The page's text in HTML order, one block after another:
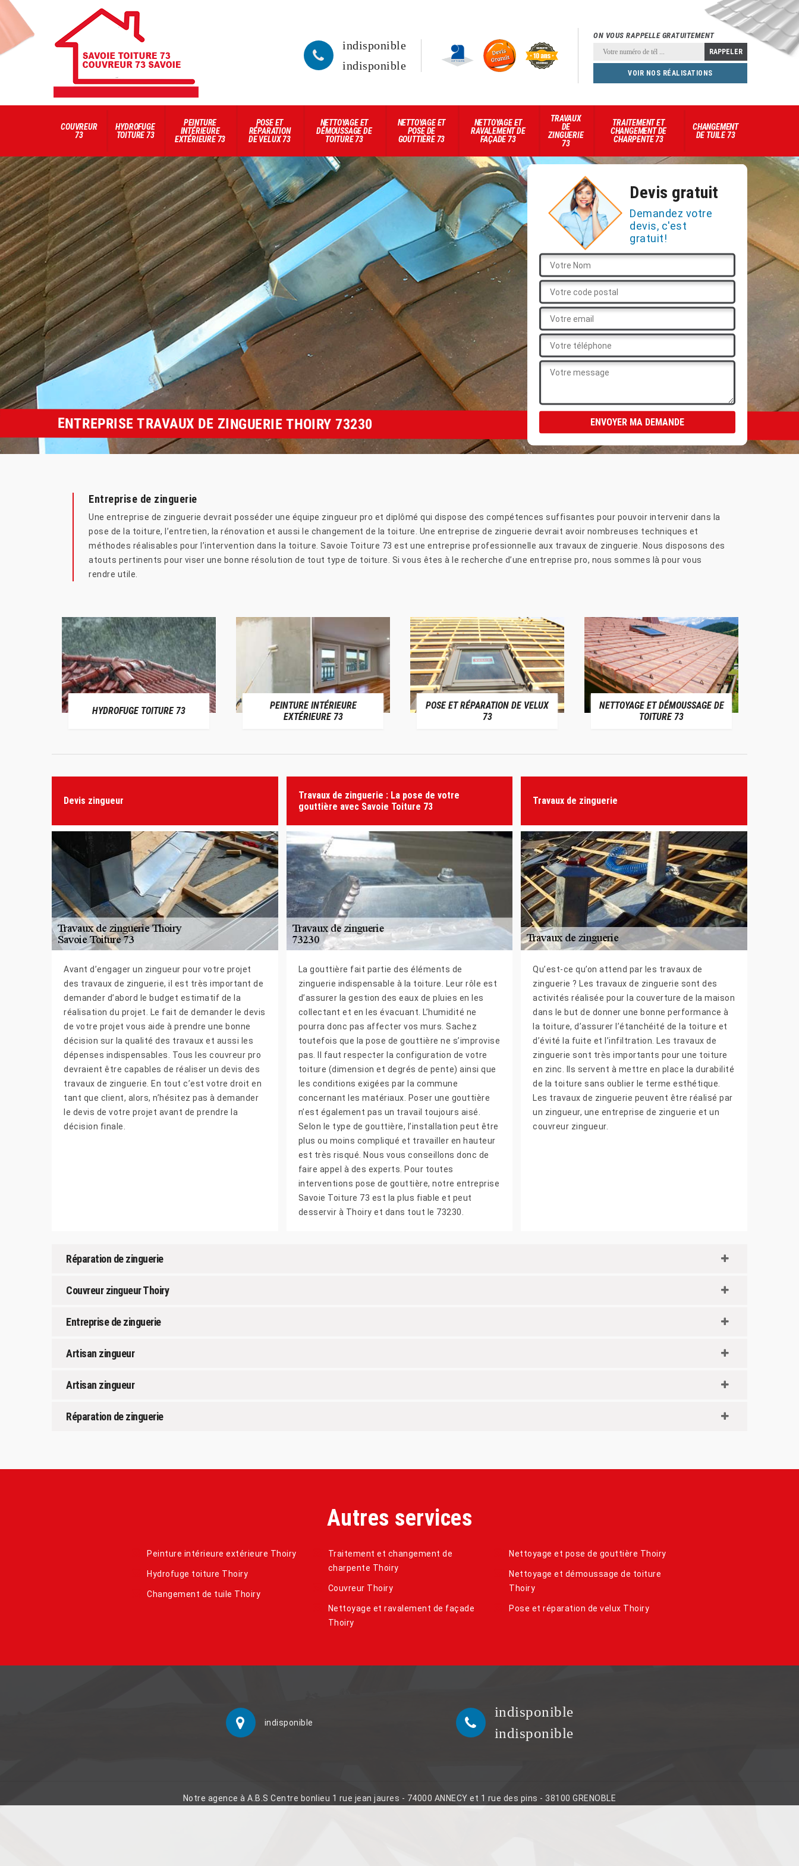
indisponible
indisponible
ON VOUS RAPPELLE GRATUITEMENT
VOIR NOS RÉALISATIONS
COUVREUR
73
HYDROFUGE
TOITURE 73
PEINTURE
INTÉRIEURE
EXTÉRIEURE 73
POSE ET
RÉPARATION
DE VELUX 73
NETTOYAGE ET
DÉMOUSSAGE DE
TOITURE 73
NETTOYAGE ET
POSE DE
GOUTTIÈRE 73
NETTOYAGE ET
RAVALEMENT DE
FAÇADE 73
TRAVAUX
DE
ZINGUERIE
73
TRAITEMENT ET
CHANGEMENT DE
CHARPENTE 73
CHANGEMENT
DE TUILE 73
Devis gratuit
Demandez votre
devis, c'est
gratuit!
ENTREPRISE TRAVAUX DE ZINGUERIE THOIRY 73230
Entreprise de zinguerie
Une entreprise de zinguerie devrait posséder une équipe zingueur pro et diplômé qui dispose des compétences suffisantes pour pouvoir intervenir dans la
pose de la toiture, l’entretien, la rénovation et aussi le changement de la toiture. Une entreprise de zinguerie devrait avoir nombreuses techniques et
méthodes réalisables pour l’intervention dans la toiture. Savoie Toiture 73 est une entreprise professionnelle aux travaux de zinguerie. Nous disposons des
atouts pertinents pour viser une bonne résolution de tout type de toiture. Si vous êtes à le recherche d’une entreprise pro, nous sommes là pour vous
rendre utile.
HYDROFUGE TOITURE 73
PEINTURE INTÉRIEURE
EXTÉRIEURE 73
POSE ET RÉPARATION DE VELUX
73
NETTOYAGE ET DÉMOUSSAGE DE
TOITURE 73
Devis zingueur
Avant d’engager un zingueur pour votre projet
des travaux de zinguerie, il est très important de
demander d’abord le budget estimatif de la
réalisation du projet. Le fait de demander le devis
de votre projet vous aide à prendre une bonne
décision sur la qualité des travaux et aussi les
dépenses indispensables. Tous les couvreur pro
devraient être capables de réaliser un devis des
travaux de zinguerie. En tout c’est votre droit en
tant que client, alors, n’hésitez pas à demander
le devis de votre projet avant de prendre la
décision finale.
Travaux de zinguerie : La pose de votre
gouttière avec Savoie Toiture 73
La gouttière fait partie des éléments de
zinguerie indispensable à la toiture. Leur rôle est
d’assurer la gestion des eaux de pluies en les
collectant et en les évacuant. L’humidité ne
pourra donc pas affecter vos murs. Sachez
toutefois que la pose de gouttière ne s’improvise
pas. Il faut respecter la configuration de votre
toiture (dimension et degrés de pente) ainsi que
les conditions exigées par la commune
concernant les matériaux. Poser une gouttière
n’est également pas un travail toujours aisé.
Selon le type de gouttière, l’installation peut être
plus ou moins compliqué et travailler en hauteur
est très risqué. Nous vous conseillons donc de
faire appel à des experts. Pour toutes
interventions pose de gouttière, notre entreprise
Savoie Toiture 73 est la plus fiable et peut
desservir à Thoiry et dans tout le 73230.
Travaux de zinguerie
Qu’est-ce qu’on attend par les travaux de
zinguerie ? Les travaux de zinguerie sont des
activités réalisée pour la couverture de la maison
dans le but de donner une bonne performance à
la toiture, d’assurer l’étanchéité de la toiture et
d’évité la fuite et l’infiltration. Les travaux de
zinguerie sont très importants pour une toiture
en zinc. Ils servent à mettre en place la durabilité
de la toiture sans oublier le terme esthétique.
Les travaux de zinguerie peuvent être réalisé par
un zingueur, une entreprise de zinguerie et un
couvreur zingueur.
Réparation de zinguerie
Couvreur zingueur Thoiry
Entreprise de zinguerie
Artisan zingueur
Artisan zingueur
Réparation de zinguerie
Autres services
Peinture intérieure extérieure Thoiry
Hydrofuge toiture Thoiry
Changement de tuile Thoiry
Traitement et changement de
charpente Thoiry
Couvreur Thoiry
Nettoyage et ravalement de façade
Thoiry
Nettoyage et pose de gouttière Thoiry
Nettoyage et démoussage de toiture
Thoiry
Pose et réparation de velux Thoiry
indisponible
indisponible
indisponible
Notre agence à A.B.S Centre bonlieu 1 rue jean jaures - 74000 ANNECY et 1 rue des pins - 38100 GRENOBLE